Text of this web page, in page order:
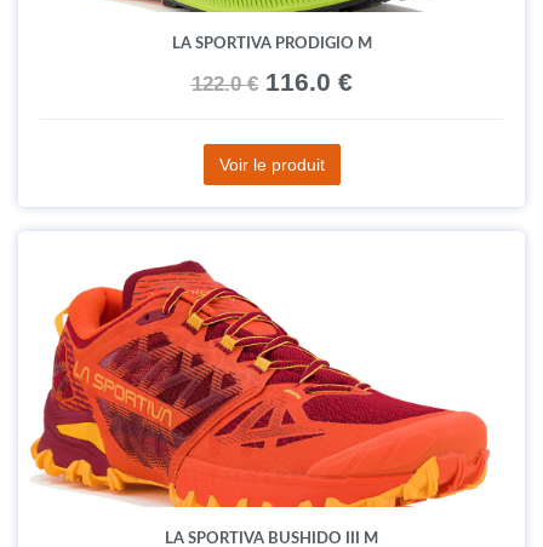
LA SPORTIVA PRODIGIO M
122.0 €116.0 €
Voir le produit
LA SPORTIVA BUSHIDO III M